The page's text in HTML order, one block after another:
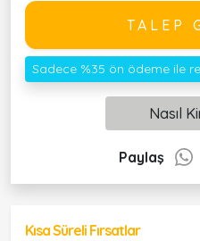
TALEP
Sadece %35 ön ödeme ile
Nasıl
Paylaş
Kısa Süreli Fırsatlar